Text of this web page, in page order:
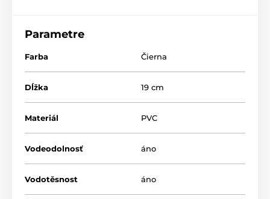
Parametre
Farba Čierna
Dĺžka 19 cm
Materiál PVC
Vodeodolnosť áno
Vodotěsnost áno